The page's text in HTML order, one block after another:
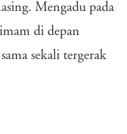
Mengadu pada
di depan
sekali tergerak